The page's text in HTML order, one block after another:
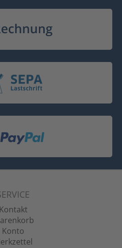
Kontakt
Konto